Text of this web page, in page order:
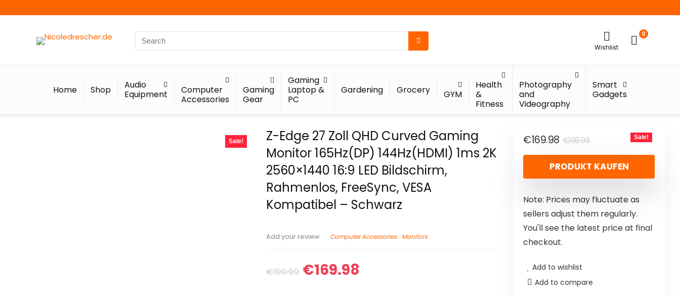
Wishlist
0
Home Shop
Audio
Equipment
Computer
Accessories
Gaming
Gear
Gaming
Laptop &
PC
Gardening Grocery GYM
Health
&
Fitness
Photography
and
Videography
Smart
Gadgets
Sale!
Z-Edge 27 Zoll QHD Curved Gaming
Monitor 165Hz(DP) 144Hz(HDMI) 1ms 2K
2560×1440 16:9 LED Bildschirm,
Rahmenlos, FreeSync, VESA
Kompatibel – Schwarz
Add your review Computer Accessories Monitors
€199.99 €169.98
€199.99
€169.98 Sale!
PRODUKT KAUFEN
Note: Prices may fluctuate as
sellers adjust them regularly.
You'll see the latest price at final
checkout.
Add to wishlist
Add to compare